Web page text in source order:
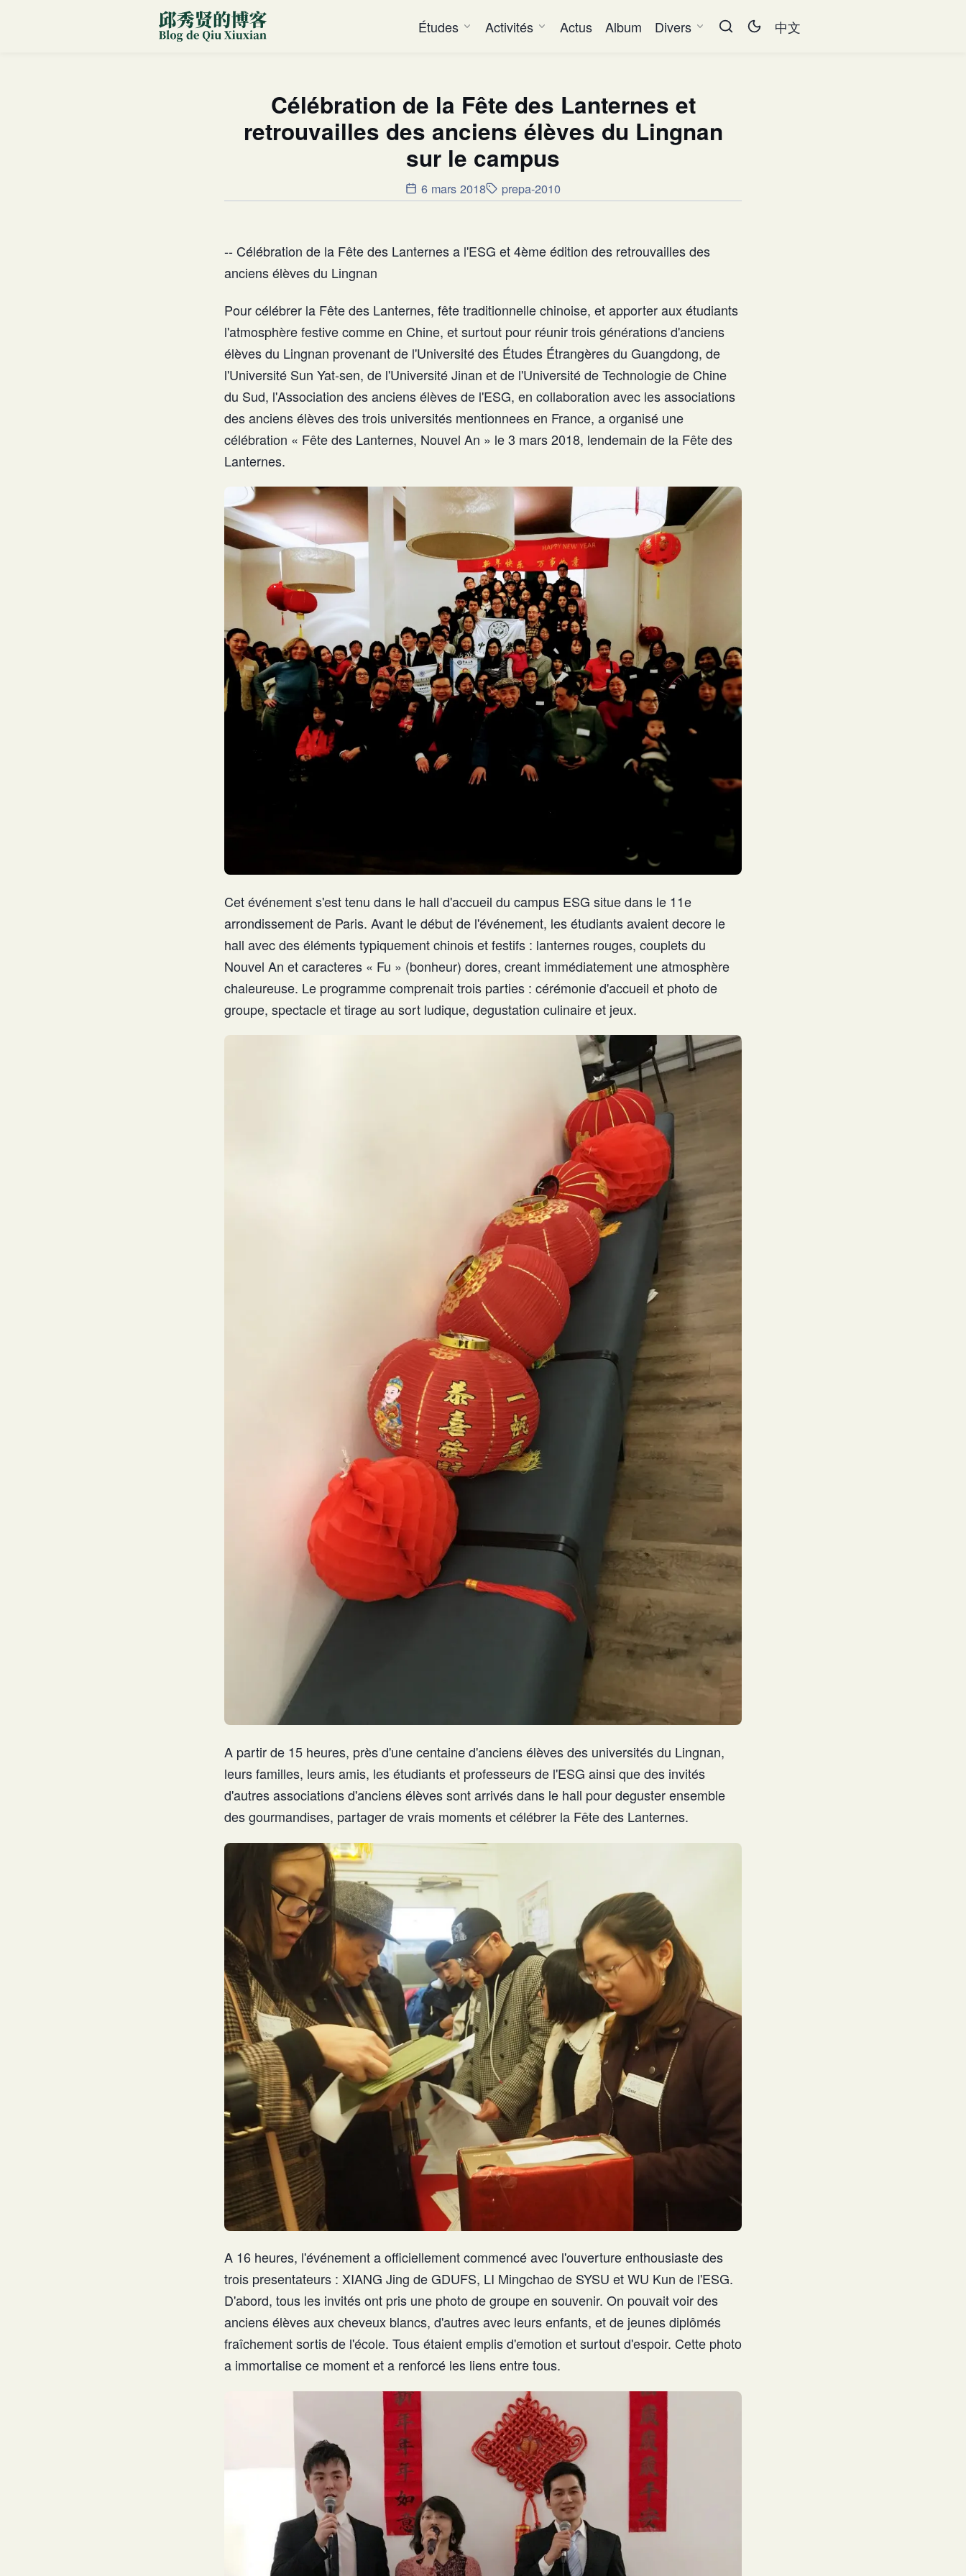
Études Activités Actus Album Divers 中文
Célébration de la Fête des Lanternes et
retrouvailles des anciens élèves du Lingnan
sur le campus
6 mars 2018 prepa-2010
-- Célébration de la Fête des Lanternes a l'ESG et 4ème édition des retrouvailles des
anciens élèves du Lingnan
Pour célébrer la Fête des Lanternes, fête traditionnelle chinoise, et apporter aux étudiants
l'atmosphère festive comme en Chine, et surtout pour réunir trois générations d'anciens
élèves du Lingnan provenant de l'Université des Études Étrangères du Guangdong, de
l'Université Sun Yat-sen, de l'Université Jinan et de l'Université de Technologie de Chine
du Sud, l'Association des anciens élèves de l'ESG, en collaboration avec les associations
des anciens élèves des trois universités mentionnees en France, a organisé une
célébration « Fête des Lanternes, Nouvel An » le 3 mars 2018, lendemain de la Fête des
Lanternes.
Cet événement s'est tenu dans le hall d'accueil du campus ESG situe dans le 11e
arrondissement de Paris. Avant le début de l'événement, les étudiants avaient decore le
hall avec des éléments typiquement chinois et festifs : lanternes rouges, couplets du
Nouvel An et caracteres « Fu » (bonheur) dores, creant immédiatement une atmosphère
chaleureuse. Le programme comprenait trois parties : cérémonie d'accueil et photo de
groupe, spectacle et tirage au sort ludique, degustation culinaire et jeux.
A partir de 15 heures, près d'une centaine d'anciens élèves des universités du Lingnan,
leurs familles, leurs amis, les étudiants et professeurs de l'ESG ainsi que des invités
d'autres associations d'anciens élèves sont arrivés dans le hall pour deguster ensemble
des gourmandises, partager de vrais moments et célébrer la Fête des Lanternes.
A 16 heures, l'événement a officiellement commencé avec l'ouverture enthousiaste des
trois presentateurs : XIANG Jing de GDUFS, LI Mingchao de SYSU et WU Kun de l'ESG.
D'abord, tous les invités ont pris une photo de groupe en souvenir. On pouvait voir des
anciens élèves aux cheveux blancs, d'autres avec leurs enfants, et de jeunes diplômés
fraîchement sortis de l'école. Tous étaient emplis d'emotion et surtout d'espoir. Cette photo
a immortalise ce moment et a renforcé les liens entre tous.